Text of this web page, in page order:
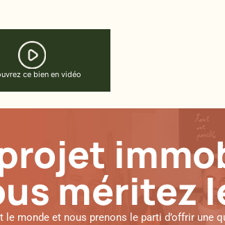
ce bien en vidéo
méritez
monde et nous prenons le parti d’offrir une